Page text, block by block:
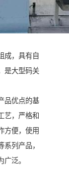
成，具有自
是大型码关
品优点的基
艺，严格和
方便，使用
列产品，
泛。